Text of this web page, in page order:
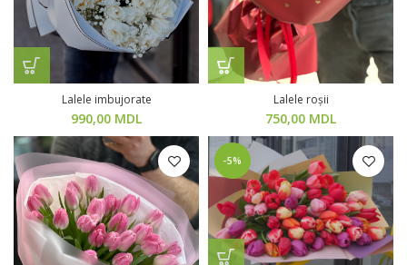
Lalele imbujorate
990,00 MDL
Lalele roșii
750,00 MDL
-5%